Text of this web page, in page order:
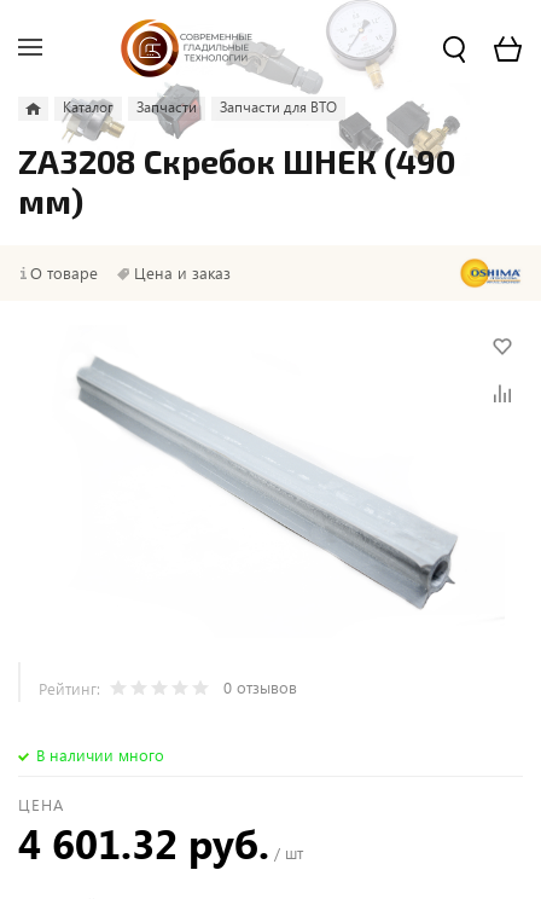
Каталог Запчасти Запчасти для ВТО
ZA3208 Скребок ШНЕК (490
мм)
О товаре Цена и заказ
Рейтинг: 0 отзывов
В наличии много
ЦЕНА
4 601.32 руб. / шт